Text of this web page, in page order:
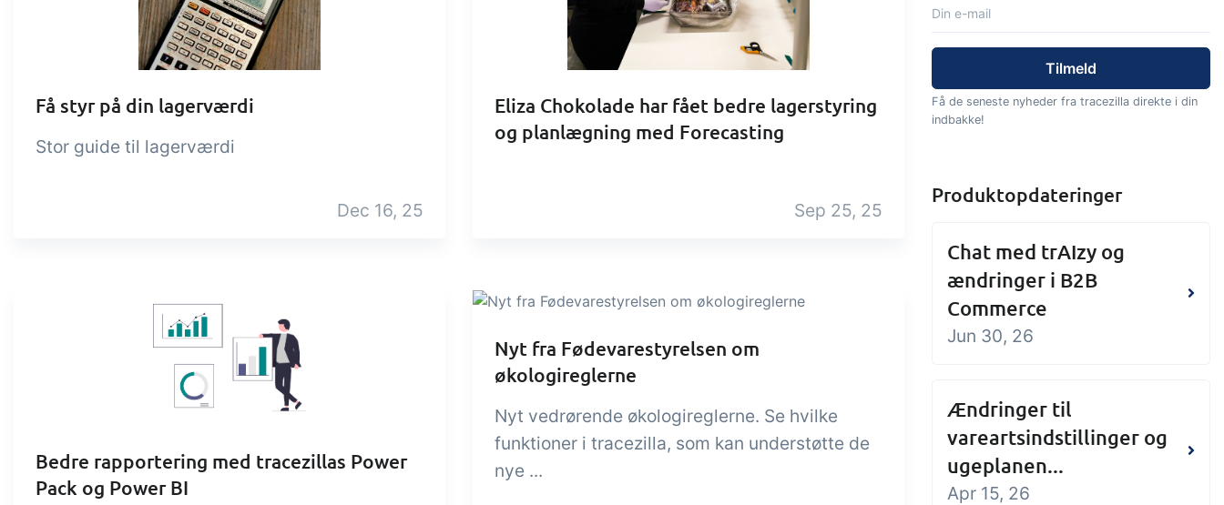
Tilføjelse
B2B Commerce
som sælgerportal,
leverandørportal eller B2B
Tilføjelse
Få modtagekontrol,
temperaturtjek og kritiske
digitalt
Power Pack
dokumenter og labels,
sidevisninger, dataudtræk,
Tilføjelse
Masser af muligheder for
automatik og tilpassede
og enheder
Få styr på din lagerværdi
Stor guide til lagerværdi
Dec 16, 25
Eliza Chokolade har fået bedre lagerstyring
og planlægning med Forecasting
Sep 25, 25
Bedre rapportering med tracezillas Power
Pack og Power BI
Nyt fra Fødevarestyrelsen om
økologireglerne
Nyt vedrørende økologireglerne. Se hvilke
funktioner i tracezilla, som kan understøtte de
nye ...
Få de seneste nyheder fra tracezilla direkte i din
indbakke!
Produktopdateringer
Chat med trAIzy og
ændringer i B2B
Commerce
Jun 30, 26
Ændringer til
vareartsindstillinger og
ugeplanen...
Apr 15, 26